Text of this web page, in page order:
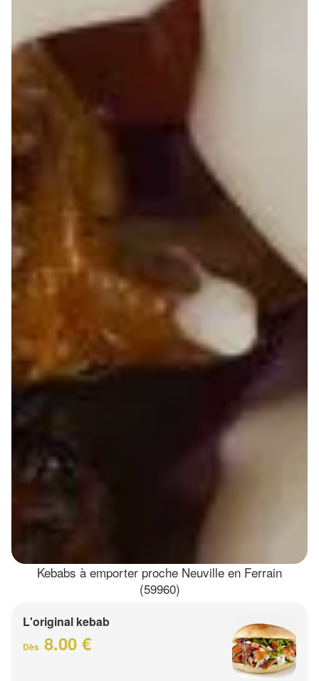
Kebabs à emporter proche Neuville en Ferrain
(59960)
L'original kebab
Dès 8.00 €